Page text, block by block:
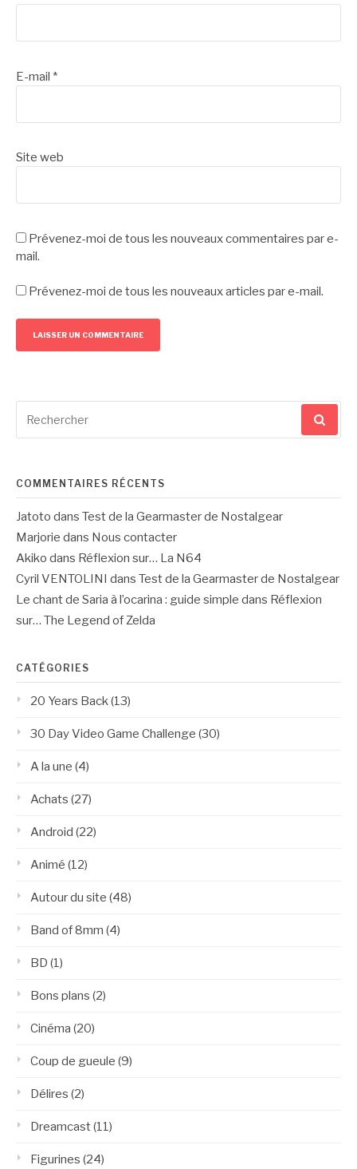
E-mail *
Site web
Prévenez-moi de tous les nouveaux commentaires par e-
mail.
Prévenez-moi de tous les nouveaux articles par e-mail.
pour
COMMENTAIRES RÉCENTS
Jatoto dans Test de la Gearmaster de Nostalgear
Marjorie dans Nous contacter
Akiko dans Réflexion sur… La N64
Cyril VENTOLINI
dans Test de la Gearmaster de Nostalgear
Le chant de Saria à l’ocarina : guide simple dans Réflexion
sur… The Legend of Zelda
CATÉGORIES
20 Years Back(13)
30 Day Video Game Challenge (30)
A la une (4)
Achats (27)
Android (22)
Animé (12)
Autour du site (48)
Band of 8mm (4)
BD (1)
Bons plans (2)
Cinéma (20)
Coup de gueule (9)
Délires (2)
Dreamcast(11)
Figurines (24)